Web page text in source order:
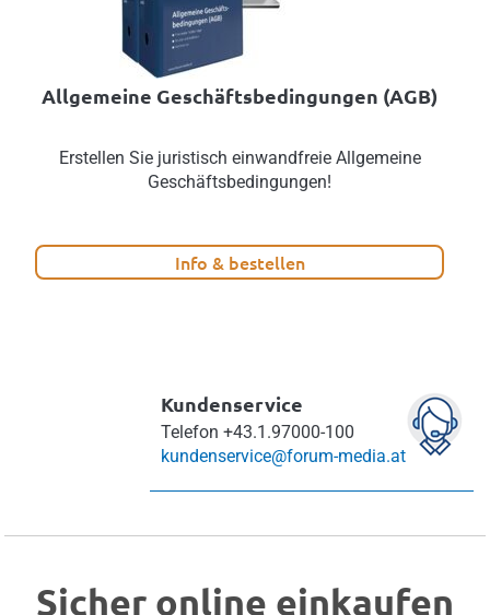
Allgemeine Geschäftsbedingungen (AGB)
Erstellen Sie juristisch einwandfreie Allgemeine
Geschäftsbedingungen!
Info & bestellen
Kundenservice
Telefon +43.1.97000-100
kundenservice@forum-media.at
Sicher online einkaufen